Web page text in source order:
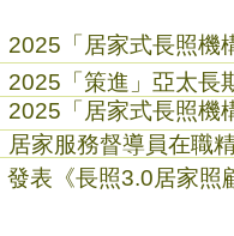
2025「居家式長照機
2025「策進」亞太長
2025「居家式長照機
居家服務督導員在職
發表《長照3.0居家照